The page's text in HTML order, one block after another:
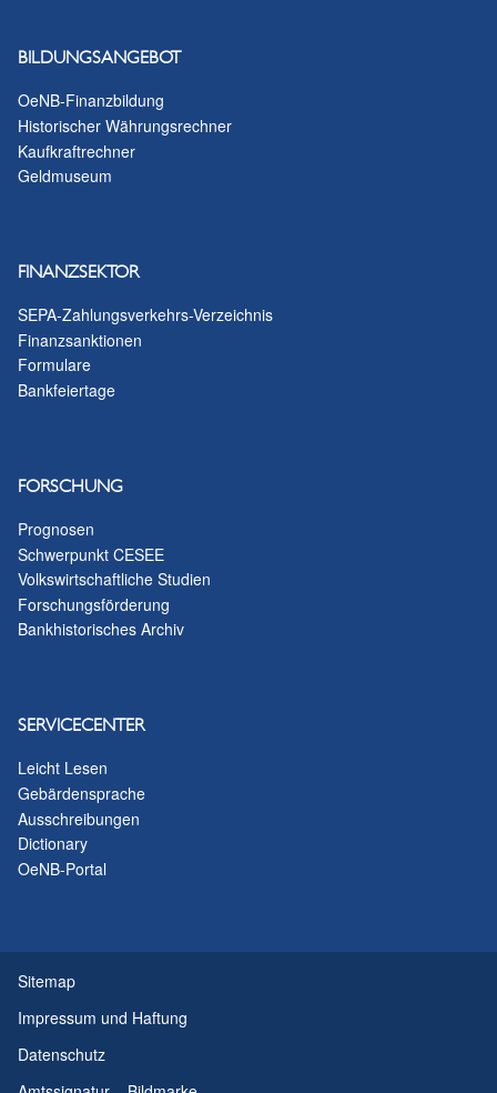
BILDUNGSANGEBOT
OeNB-Finanzbildung
Historischer Währungsrechner
Kaufkraftrechner
Geldmuseum
FINANZSEKTOR
SEPA-Zahlungsverkehrs-Verzeichnis
Finanzsanktionen
Formulare
Bankfeiertage
FORSCHUNG
Prognosen
Schwerpunkt CESEE
Volkswirtschaftliche Studien
Forschungsförderung
Bankhistorisches Archiv
SERVICECENTER
Leicht Lesen
Gebärdensprache
Ausschreibungen
Dictionary
OeNB-Portal
Sitemap
Impressum und Haftung
Datenschutz